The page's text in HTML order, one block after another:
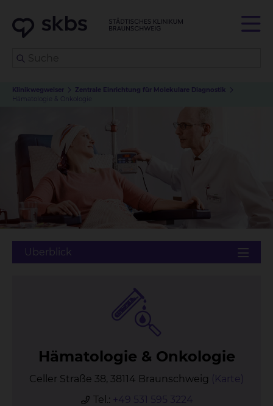
Klinikwegweiser
Zentrale Einrichtung für Molekulare Diagnostik
Hämatologie & Onkologie
Hä­ma­to­lo­gie & On­ko­lo­gie
Celler Straße 38, 38114 Braunschweig (Karte)
Tel.: +49 531 595 3224